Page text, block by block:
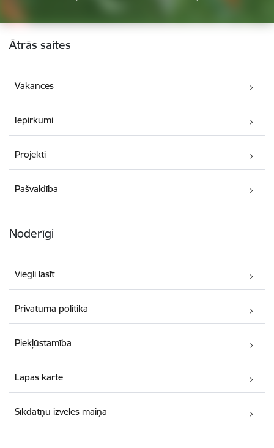
Kājene
Ātrās saites
Vakances
Iepirkumi
Projekti
Pašvaldība
Noderīgi
Viegli lasīt
Privātuma politika
Piekļūstamība
Lapas karte
Sīkdatņu izvēles maiņa